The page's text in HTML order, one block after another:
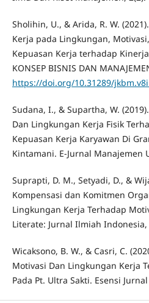
Sholihin, U., & Arida, R. W.
Kerja pada Lingkungan,
Kepuasan Kerja terhadap Kinerja
KONSEP BISNIS DAN
https://doi.org/10.31289/
Sudana, I., & Supartha, W.
Dan Lingkungan Kerja Fisik
Kepuasan Kerja Karyawan Di
Kintamani. E-Jurnal Manajemen
Suprapti, D. M., Setyadi, D., &
Kompensasi dan Komitmen
Lingkungan Kerja Terhadap
Literate: Jurnal Ilmiah Indonesia,
Wicaksono, B. W., & Casri, C.
Motivasi Dan Lingkungan Kerja
Pada Pt. Ultra Sakti. Esensi